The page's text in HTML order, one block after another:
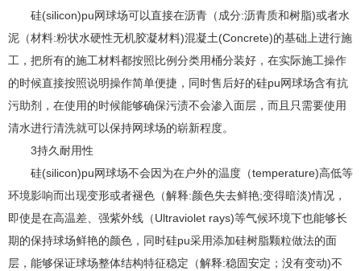
硅(silicon)pu网球场可以直接在沥青（成分:沥青质和树脂)或者水
泥（材料:粉状水硬性无机胶凝材料)混凝土(Concrete)的基础上进行施
工，把所有的施工材料都按照比例分类用桶分装好，在实际施工操作
的时候直接按照说明操作简单便捷，同时售后好的硅pu网球场含有抗
污助剂，在使用的时候能够确保污渍不会渗入面层，而且只需要使用
清水进行清洗就可以保持网球场的崭新程度。
3持久耐用性
硅(silicon)pu网球场不会因为在户外的温度（temperature)高低等
环境影响而出现变形或者褪色（解释:颜色失去鲜艳;变得暗淡)情况，
即使是在高温差、强紫外线（Ultraviolet rays)等气候环境下也能够长
期的保持球场鲜艳的颜色，同时硅pu采用添加硅树脂颗粒做法的面
层，能够保证球场整体结构特征稳定（解释:稳固安定；没有变动)不